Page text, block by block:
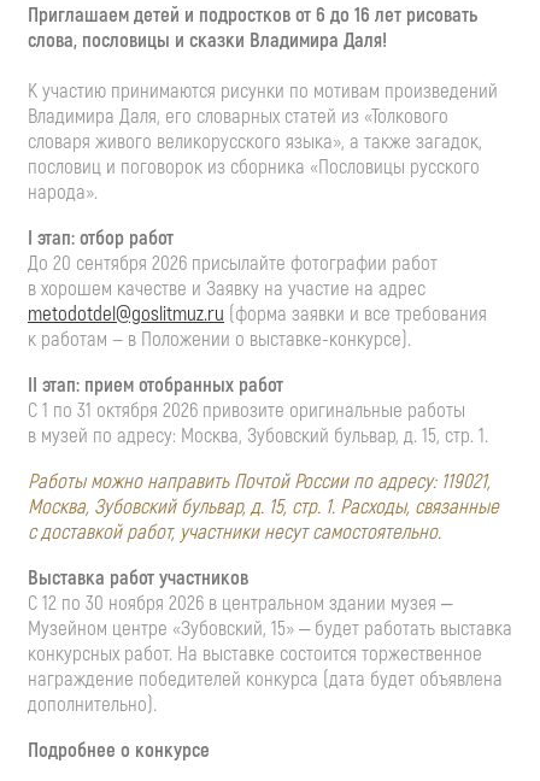
Приглашаем детей и подростков от 6 до 16 лет рисовать
слова, пословицы и сказки Владимира Даля!
К участию принимаются рисунки по мотивам произведений
Владимира Даля, его словарных статей из «Толкового
словаря живого великорусского языка», а также загадок,
пословиц и поговорок из сборника «Пословицы русского
народа».
I этап: отбор работ
До 20 сентября 2026 присылайте фотографии работ
в хорошем качестве и Заявку на участие на адрес
metodotdel@goslitmuz.ru (форма заявки и все требования
к работам — в Положении о выставке-конкурсе).
II этап: прием отобранных работ
С 1 по 31 октября 2026 привозите оригинальные работы
в музей по адресу: Москва, Зубовский бульвар, д. 15, стр. 1.
Работы можно направить Почтой России по адресу: 119021,
Москва, Зубовский бульвар, д. 15, стр. 1. Расходы, связанные
с доставкой работ, участники несут самостоятельно.
Выставка работ участников
С 12 по 30 ноября 2026 в центральном здании музея ‒
Музейном центре «Зубовский, 15» ‒ будет работать выставка
конкурсных работ. На выставке состоится торжественное
награждение победителей конкурса (дата будет объявлена
дополнительно).
Подробнее о конкурсе